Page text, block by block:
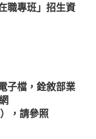
職專班」招生資
子檔，銓敘部業
，請參照